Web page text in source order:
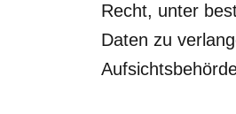
Recht, unter
Daten zu